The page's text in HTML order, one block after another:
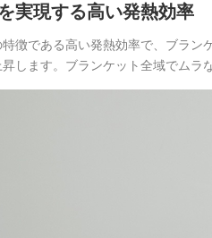
実現する高い発熱効率
徴である高い発熱効率で、ブラ
します。ブランケット全域でムラ